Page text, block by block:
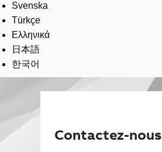
Svenska
Türkçe
Ελληνικά
日本語
한국어
Contactez-nous